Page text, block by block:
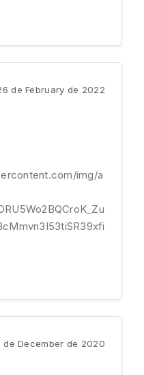
de February de 2022
img/a
de December de 2020